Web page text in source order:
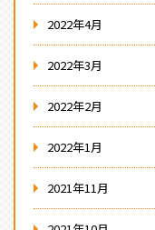
2022年4月
2022年3月
2022年2月
2022年1月
2021年11月